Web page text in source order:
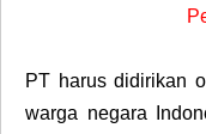
PT harus didirikan
warga negara